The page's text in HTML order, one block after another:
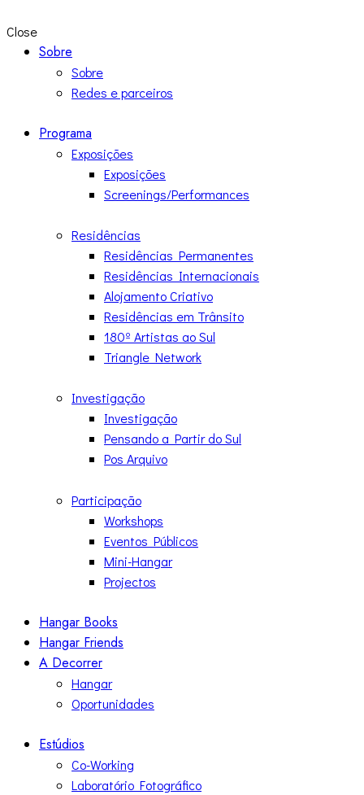
Close
Sobre
Sobre
Redes e parceiros
Programa
Exposições
Exposições
Screenings/Performances
Residências
Residências Permanentes
Residências Internacionais
Alojamento Criativo
Residências em Trânsito
180º Artistas ao Sul
Triangle Network
Investigação
Investigação
Pensando a Partir do Sul
Pos Arquivo
Participação
Workshops
Eventos Públicos
Mini-Hangar
Projectos
Hangar Books
Hangar Friends
A Decorrer
Hangar
Oportunidades
Estúdios
Co-Working
Laboratório Fotográfico